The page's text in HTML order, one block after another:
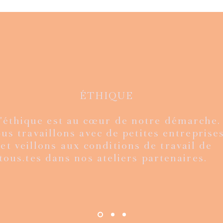
kantha
Aperçu rapide
Veste Rani - vintage kantha
fourure et bagru
Prix
180,00 €
Veste
limitée Aperçu rapide
Mexico velvet - édition limitée
Prix
160,00 €
ÉTHIQUE
est au cœur de notre démarche.
travaillons avec de petites
et veillons aux conditions de travail de
tous.tes dans nos ateliers partenaires.